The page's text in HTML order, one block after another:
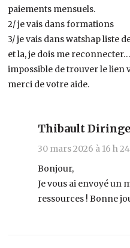
paiements mensuels.
2/ je vais dans formations
3/ je vais dans watshap liste
et la, je dois me
impossible de trouver le lien
merci de votre aide.
Thibault
30 mars 2026 à 16 h
Bonjour,
Je vous ai envoyé un
ressources ! Bonne